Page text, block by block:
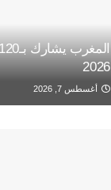
2026
أغسطس 7, 2026